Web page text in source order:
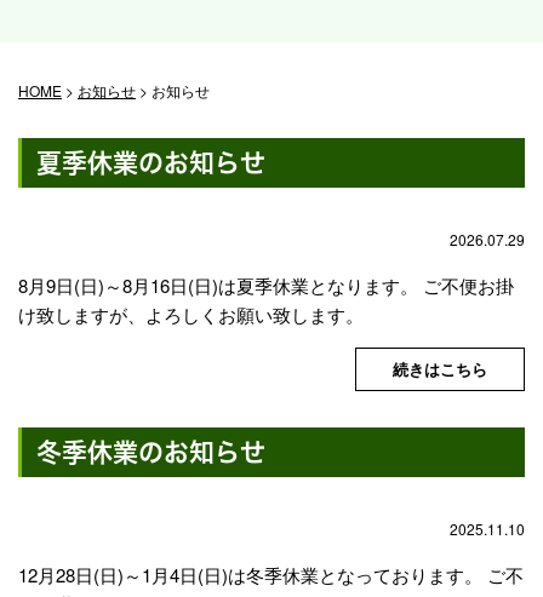
HOME > お知らせ > お知らせ
夏季休業のお知らせ
2026.07.29
8月9日(日)～8月16日(日)は夏季休業となります。 ご不便お掛
け致しますが、よろしくお願い致します。
続きはこちら
冬季休業のお知らせ
2025.11.10
12月28日(日)～1月4日(日)は冬季休業となっております。 ご不